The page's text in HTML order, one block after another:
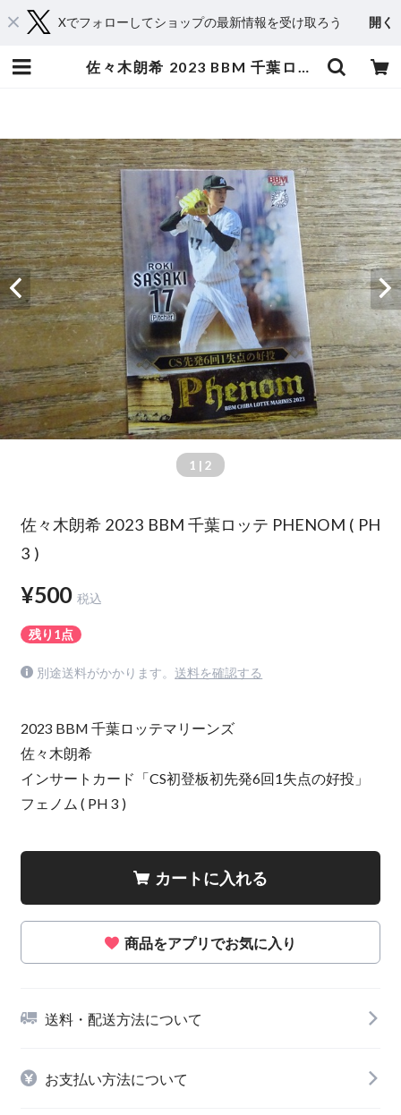
Xでフォローしてショップの最新情報を受け取ろう 開く
佐々木朗希 2023 BBM 千葉ロッテ PHENOM ( PH 3 ) | スポーツカードミントC&K本厚木店－オンラインショップ
1 | 2
佐々木朗希 2023 BBM 千葉ロッテ PHENOM ( PH
3 )
¥500 税込
残り1点
別途送料がかかります。 送料を確認する
2023 BBM 千葉ロッテマリーンズ
佐々木朗希
インサートカード「CS初登板初先発6回1失点の好投」
フェノム ( PH 3 )
カートに入れる
商品をアプリでお気に入り
送料・配送方法について
お支払い方法について